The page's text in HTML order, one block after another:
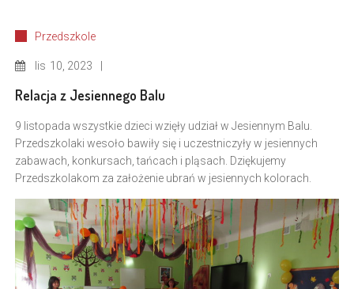
Przedszkole
lis 10, 2023
Relacja z Jesiennego Balu
9 listopada wszystkie dzieci wzięły udział w Jesiennym Balu.
Przedszkolaki wesoło bawiły się i uczestniczyły w jesiennych
zabawach, konkursach, tańcach i pląsach. Dziękujemy
Przedszkolakom za założenie ubrań w jesiennych kolorach.